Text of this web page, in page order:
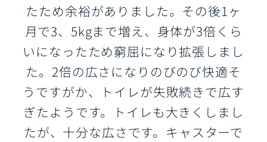
たため余裕がありました。その後1ヶ
月で3、5kgまで増え、身体が3倍くら
いになったため窮屈になり拡張しまし
た。2倍の広さになりのびのび快適そ
うですがか、トイレが失敗続きで広す
ぎたようです。トイレも大きくしまし
たが、十分な広さです。キャスターで